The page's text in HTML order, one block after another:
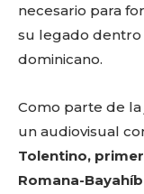
necesario para
su legado
dominicano.
Como parte de la
un audiovisual
Tolentino,
Romana-